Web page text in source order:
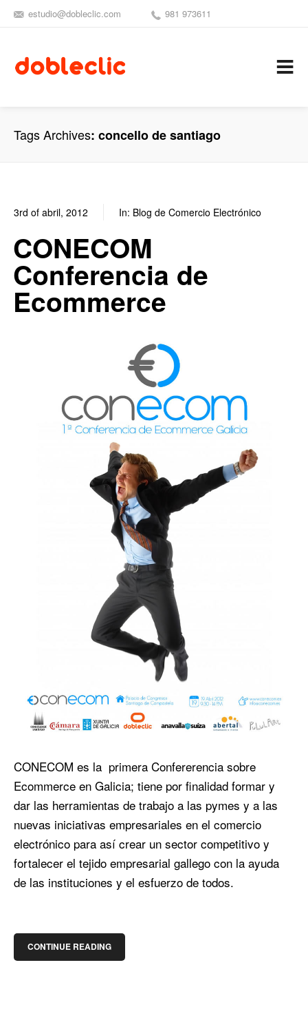
estudio@dobleclic.com 981 973611
Tags Archives concello de santiago
3rd of abril, 2012 In: Blog de Comercio Electrónico
CONECOM
Conferencia de
Ecommerce
CONECOM es la primera Confererencia sobre
Ecommerce en Galicia; tiene por finalidad formar y
dar las herramientas de trabajo a las pymes y a las
nuevas iniciativas empresariales en el comercio
electrónico para así crear un sector competitivo y
fortalecer el tejido empresarial gallego con la ayuda
de las instituciones y el esfuerzo de todos.
CONTINUE READING